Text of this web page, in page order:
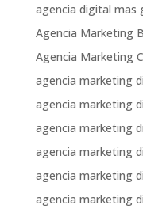
agencia digital mas
Agencia Marketing
Agencia Marketing
agencia marketing
agencia marketing
agencia marketing
agencia marketing
agencia marketing
agencia marketing